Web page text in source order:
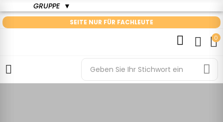
GRUPPE ▼
SEITE NUR FÜR FACHLEUTE
0